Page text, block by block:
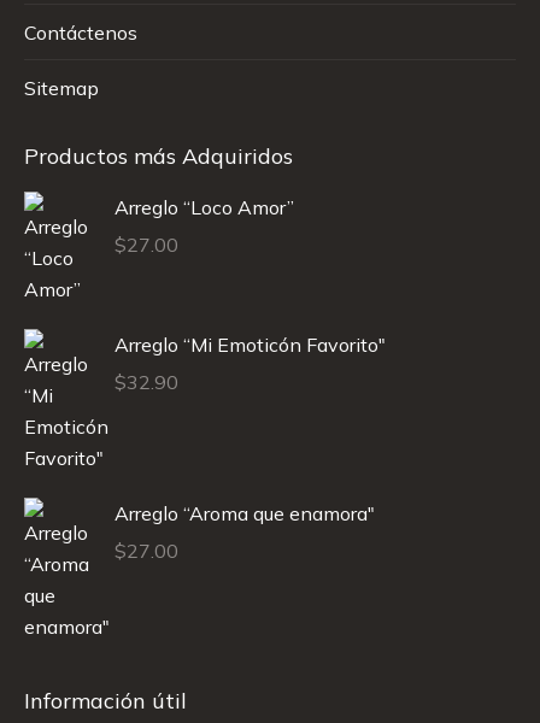
Contáctenos
Sitemap
Productos más Adquiridos
Arreglo “Loco Amor”
$27.00
Arreglo “Mi Emoticón Favorito"
$32.90
Arreglo “Aroma que enamora"
$27.00
Información útil